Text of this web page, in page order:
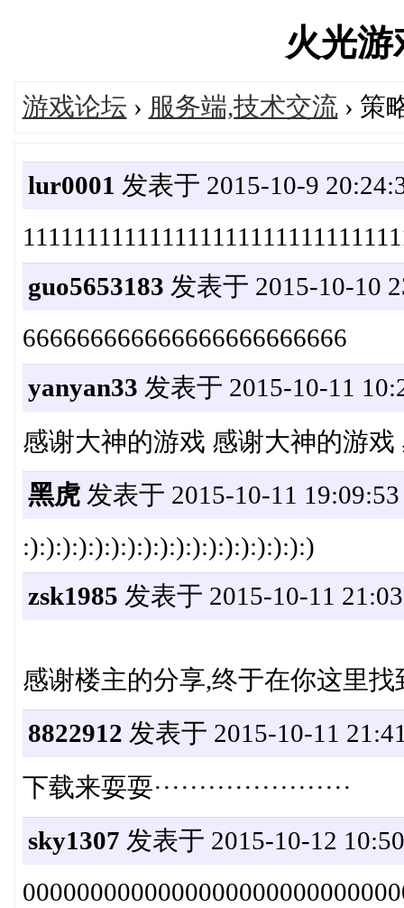
火光
游戏论坛 › 服务端,技术交流› 策
lur0001 发表于 2015-10-9
guo5653183 发表于 2015-10-10
666666666666666666666666
yanyan33 发表于 2015-10-11
感谢大神的游戏 感谢大神的游
黑虎发表于 2015-10-11 19:09:53
:):):):):):):):):):):):):):):):):):)
zsk1985 发表于 2015-10-11
感谢楼主的分享,终于在你这里
8822912 发表于 2015-10-11
下载来耍耍······················
sky1307 发表于 2015-10-12